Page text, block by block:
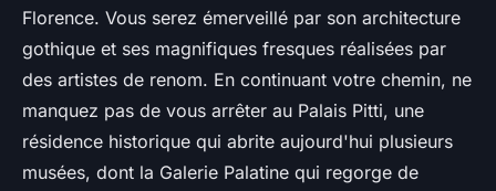
Florence. Vous serez émerveillé par son architecture
gothique et ses magnifiques fresques réalisées par
des artistes de renom. En continuant votre chemin, ne
manquez pas de vous arrêter au Palais Pitti, une
résidence historique qui abrite aujourd'hui plusieurs
musées, dont la Galerie Palatine qui regorge de